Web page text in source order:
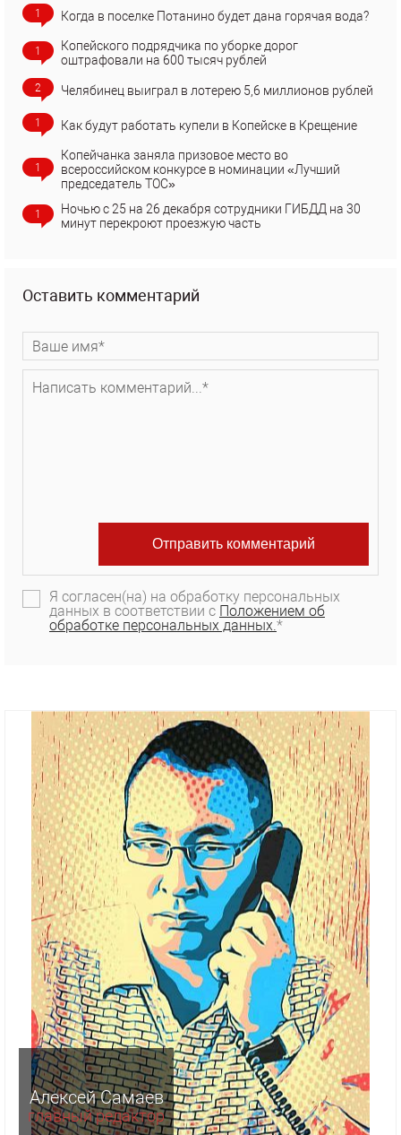
1 Когда в поселке Потанино будет дана горячая вода?
1
Копейского подрядчика по уборке дорог
оштрафовали на 600 тысяч рублей
2 Челябинец выиграл в лотерею 5,6 миллионов рублей
1 Как будут работать купели в Копейске в Крещение
1
Копейчанка заняла призовое место во
всероссийском конкурсе в номинации «Лучший
председатель ТОС»
1
Ночью с 25 на 26 декабря сотрудники ГИБДД на 30
минут перекроют проезжую часть
Оставить комментарий
Я согласен(на) на обработку персональных
данных в соответствии с Положением об
обработке персональных данных.*
Алексей Самаев
главный редактор